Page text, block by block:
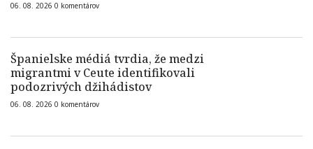
06. 08. 2026 0 komentárov
Španielske médiá tvrdia, že medzi
migrantmi v Ceute identifikovali
podozrivých džihádistov
06. 08. 2026 0 komentárov